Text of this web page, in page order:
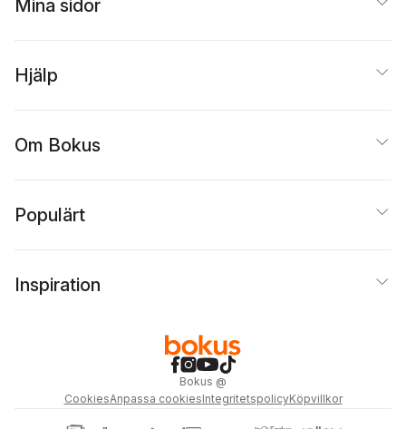
Mina sidor
Hjälp
Om Bokus
Populärt
Inspiration
Bokus @
CookiesAnpassa cookiesIntegritetspolicyKöpvillkor